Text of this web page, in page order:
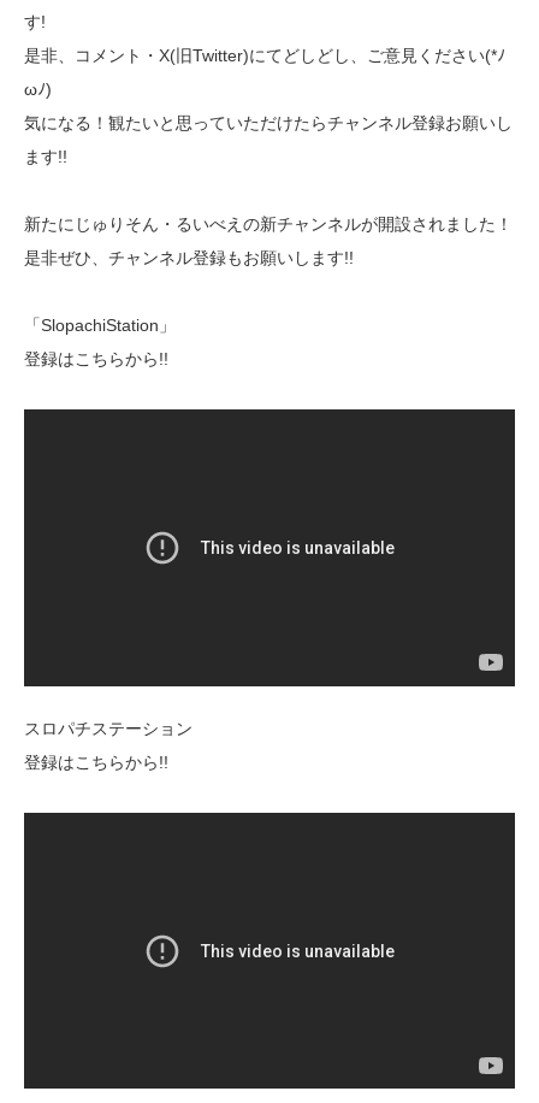
す!
是非、コメント・X(旧Twitter)にてどしどし、ご意見ください(*ﾉ
ωﾉ)
気になる！観たいと思っていただけたらチャンネル登録お願いし
ます!!
新たにじゅりそん・るいべえの新チャンネルが開設されました！
是非ぜひ、チャンネル登録もお願いします!!
「SlopachiStation」
登録はこちらから!!
スロパチステーション
登録はこちらから!!